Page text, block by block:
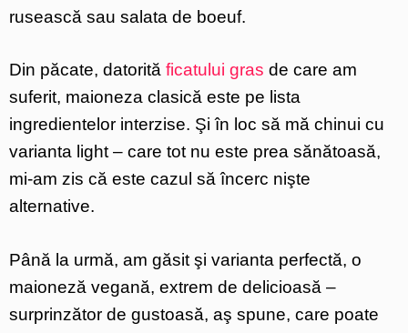
rusească sau salata de boeuf.
Din păcate, datorită ficatului gras de care am
suferit, maioneza clasică este pe lista
ingredientelor interzise. Şi în loc să mă chinui cu
varianta light – care tot nu este prea sănătoasă,
mi-am zis că este cazul să încerc nişte
alternative.
Până la urmă, am găsit şi varianta perfectă, o
maioneză vegană, extrem de delicioasă –
surprinzător de gustoasă, aş spune, care poate